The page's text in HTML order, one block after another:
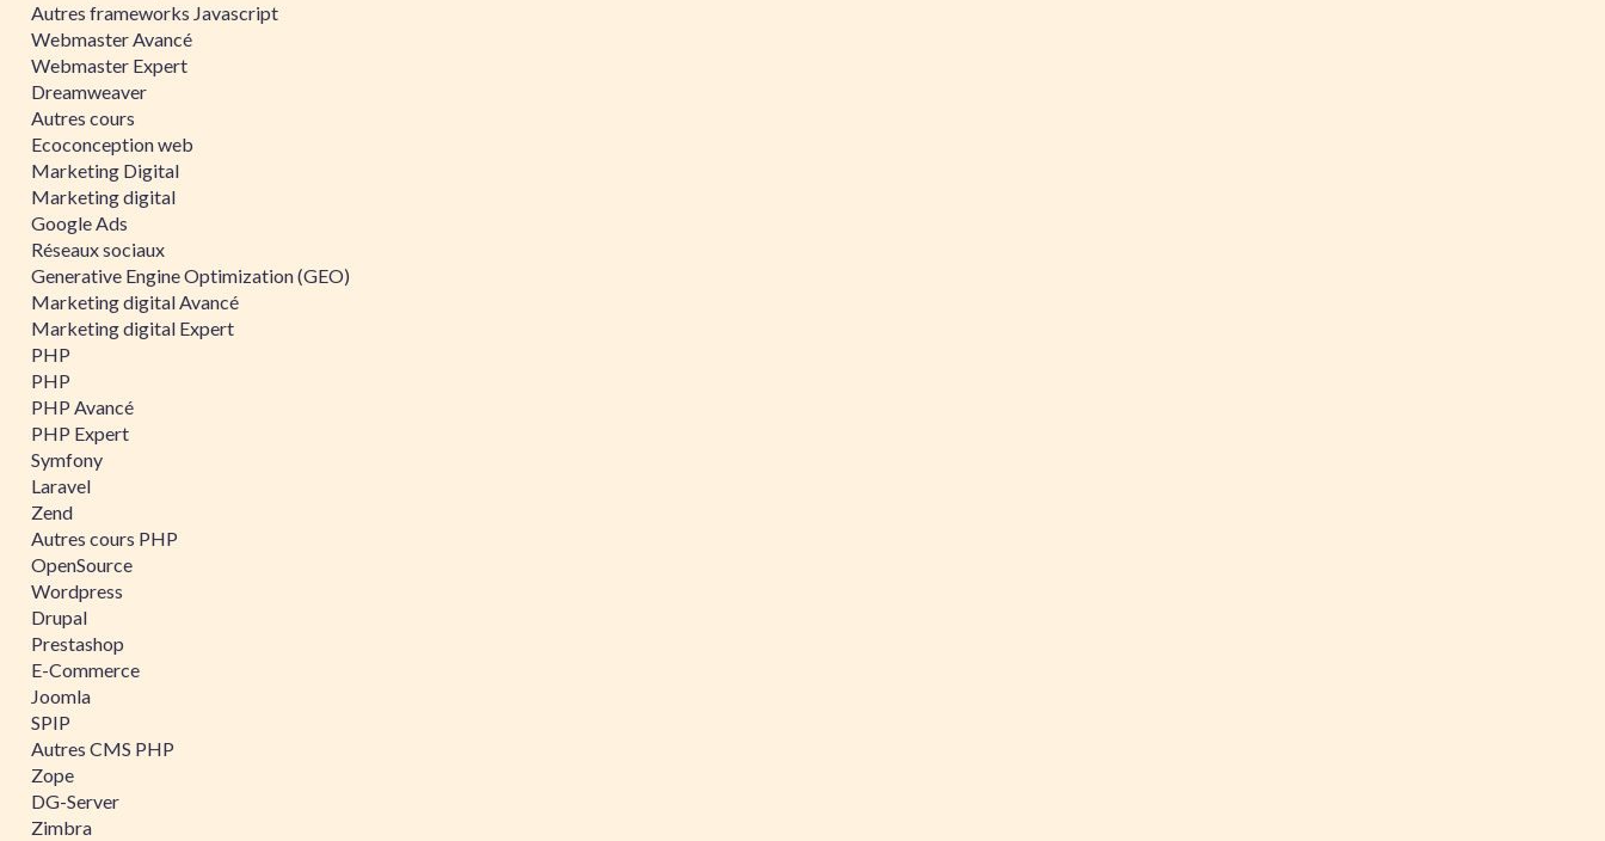
Autres frameworks Javascript
Webmaster Avancé
Webmaster Expert
Dreamweaver
Autres cours
Ecoconception web
Marketing Digital
Marketing digital
Google Ads
Réseaux sociaux
Generative Engine Optimization (GEO)
Marketing digital Avancé
Marketing digital Expert
PHP
PHP
PHP Avancé
PHP Expert
Symfony
Laravel
Zend
Autres cours PHP
OpenSource
Wordpress
Drupal
Prestashop
E-Commerce
Joomla
SPIP
Autres CMS PHP
Zope
DG-Server
Zimbra